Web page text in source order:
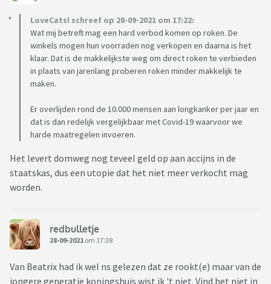
LoveCats! schreef op 28-09-2021 om 17:22:
Wat mij betreft mag een hard verbod komen op roken. De
winkels mogen hun voorraden nog verkopen en daarna is het
klaar. Dat is de makkelijkste weg om direct roken te verbieden
in plaats van jarenlang proberen roken minder makkelijk te
maken.
Er overlijden rond de 10.000 mensen aan longkanker per jaar en
dat is dan redelijk vergelijkbaar met Covid-19 waarvoor we
harde maatregelen invoeren.
Het levert domweg nog teveel geld op aan accijns in de
staatskas, dus een utopie dat het niet meer verkocht mag
worden.
redbulletje
28-09-2021 om 17:38
Van Beatrix had ik wel ns gelezen dat ze rookt(e) maar van de
jongere generatie koningshuis wist ik 't niet. Vind het niet in